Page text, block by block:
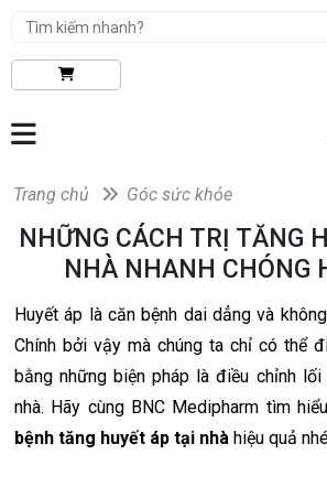
Trang chủ Góc sức khỏe
NHỮNG CÁCH TRỊ TĂNG
NHÀ NHANH CHÓNG
Huyết áp là căn bệnh dai dẳng và
Chính bởi vậy mà chúng ta chỉ có thể
bằng những biện pháp là điều chỉnh
nhà. Hãy cùng BNC Medipharm tìm
bệnh tăng huyết áp tại nhà hiệu quả